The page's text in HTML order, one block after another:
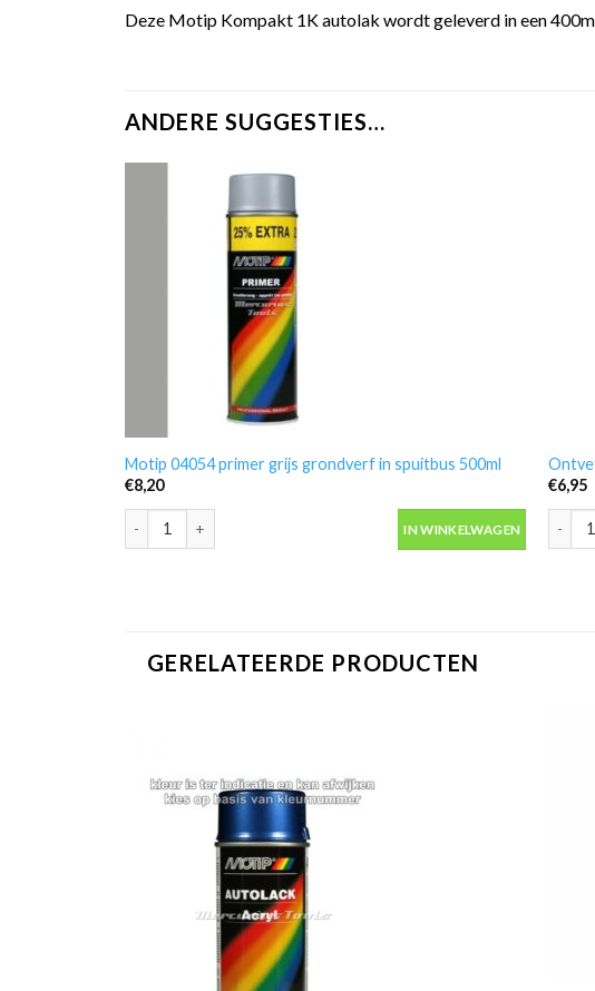
Deze Motip Kompakt 1K autolak wordt geleverd in een
ANDERE SUGGESTIES…
Motip 04054 primer grijs grondverf in spuitbus 500ml
€8,20
Motip 04054 primer grijs grondverf in spuitbus 500ml aantal
IN WINKELWAGEN
€6,95
GERELATEERDE PRODUCTEN